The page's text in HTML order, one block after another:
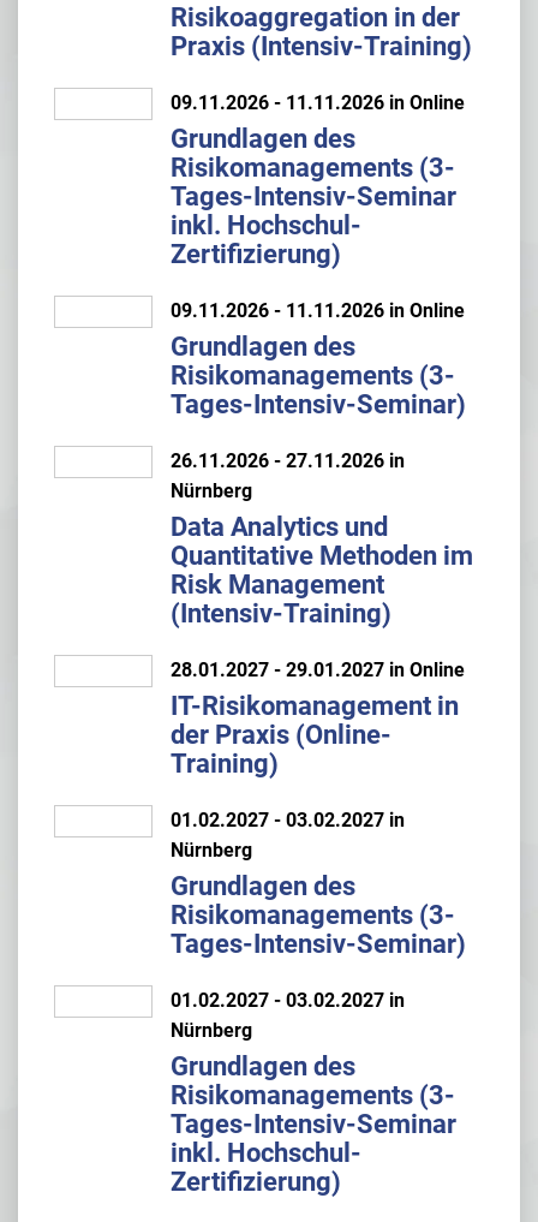
Risikoaggregation in der
Praxis (Intensiv-Training)
09.11.2026 - 11.11.2026 in Online
Grundlagen des
Risikomanagements (3-
Tages-Intensiv-Seminar
inkl. Hochschul-
Zertifizierung)
09.11.2026 - 11.11.2026 in Online
Grundlagen des
Risikomanagements (3-
Tages-Intensiv-Seminar)
26.11.2026 - 27.11.2026 in
Nürnberg
Data Analytics und
Quantitative Methoden im
Risk Management
(Intensiv-Training)
28.01.2027 - 29.01.2027 in Online
IT-Risikomanagement in
der Praxis (Online-
Training)
01.02.2027 - 03.02.2027 in
Nürnberg
Grundlagen des
Risikomanagements (3-
Tages-Intensiv-Seminar)
01.02.2027 - 03.02.2027 in
Nürnberg
Grundlagen des
Risikomanagements (3-
Tages-Intensiv-Seminar
inkl. Hochschul-
Zertifizierung)